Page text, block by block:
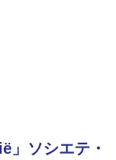
ソシエテ・